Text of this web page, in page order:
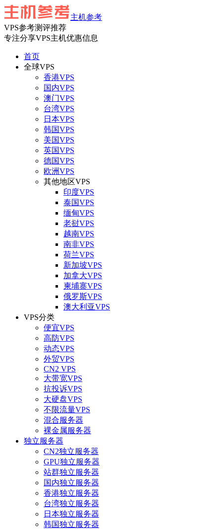
主机参考
VPS参考测评推荐
专注分享VPS主机优惠信息
首页
全球VPS
香港VPS
国内VPS
澳门VPS
台湾VPS
日本VPS
韩国VPS
美国VPS
英国VPS
德国VPS
欧洲VPS
其他地区VPS
印度VPS
泰国VPS
缅甸VPS
老挝VPS
越南VPS
南非VPS
荷兰VPS
新加坡VPS
加拿大VPS
柬埔寨VPS
俄罗斯VPS
澳大利亚VPS
VPS分类
便宜VPS
高防VPS
动态VPS
外贸VPS
CN2 VPS
大带宽VPS
抗投诉VPS
大硬盘VPS
不限流量VPS
混合服务器
裸金属服务器
独立服务器
CN2独立服务器
GPU独立服务器
站群独立服务器
国内独立服务器
香港独立服务器
台湾独立服务器
日本独立服务器
韩国独立服务器